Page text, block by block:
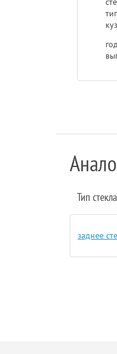
Тип стекла
заднее